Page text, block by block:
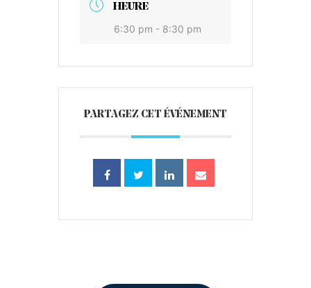
HEURE
6:30 pm - 8:30 pm
PARTAGEZ CET ÉVÉNEMENT